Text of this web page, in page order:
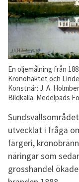
En oljemålning från
Kronohäktet och
Konstnär: J. A.
Bildkälla: Medelpads
utvecklat i fråga
färgeri,
näringar som
grosshandel